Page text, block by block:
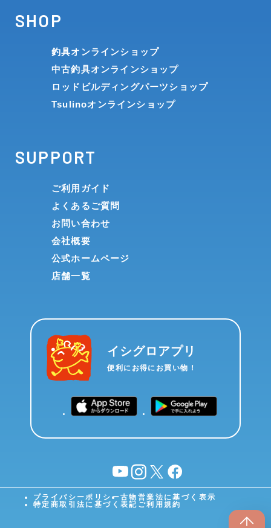
SHOP
釣具オンラインショップ
中古釣具オンラインショップ
ロッドビルディングパーツショップ
Tsulinoオンラインショップ
SUPPORT
ご利用ガイド
よくあるご質問
お問い合わせ
会社概要
公式ホームページ
店舗一覧
イシグロアプリ
便利にお得にお買い物！
YouTubeinstagram
X facebook
プライバシーポリシー古物営業法に基づく表示
特定商取引法に基づく表記 ご利用規約